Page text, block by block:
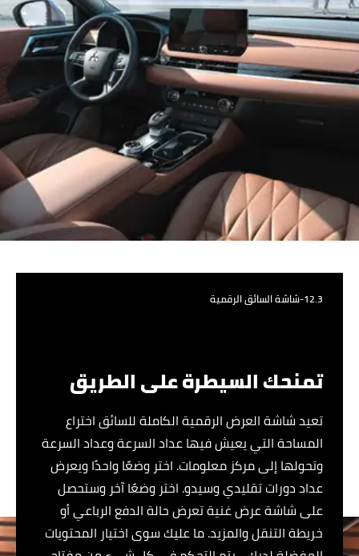
12.3-شاشة السائق الرقمية
تمنحك السيطرة على الطريق
تعيد شاشة العرض الرقمية الكاملة للسائق اختراع
المساحة التي يعيش فيها عداد السرعة وعداد السرعة
وتحولها إلى مركز معلومات. اختر وضعًا واحدًا ويعرض
عداد دورات تقليدي وسيدو. اختر وضعًا آخر وستحصل
على شاشة عرض غنية تعرض حالة الدفع الرباعي أو
خريطة التنقل والمزيد. ما عليك سوى اختيار المحتويات